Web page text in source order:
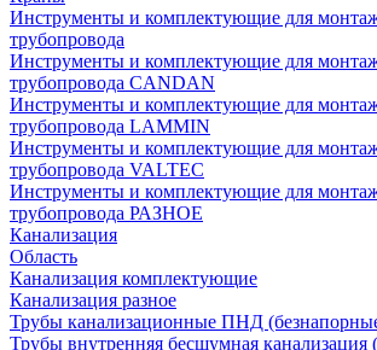
Инструменты и комплектующие для
трубопровода
Инструменты и комплектующие для
трубопровода CANDAN
Инструменты и комплектующие для
трубопровода LAMMIN
Инструменты и комплектующие для
трубопровода VALTEC
Инструменты и комплектующие для
трубопровода РАЗНОЕ
Канализация
Область
Канализация комплектующие
Канализация разное
Трубы канализационные ПНД
Трубы внутренняя бесшумная канализация